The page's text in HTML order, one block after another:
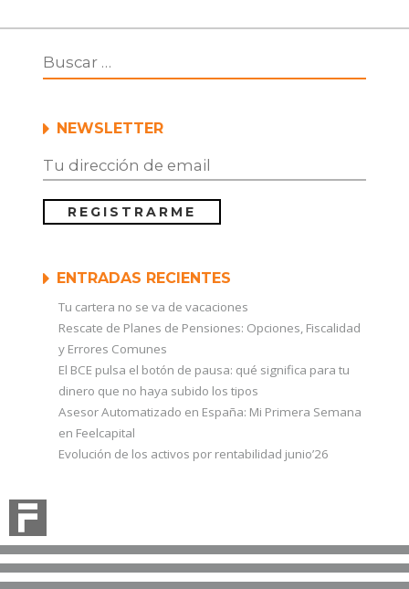
NEWSLETTER
ENTRADAS RECIENTES
Tu cartera no se va de vacaciones
Rescate de Planes de Pensiones: Opciones, Fiscalidad
y Errores Comunes
El BCE pulsa el botón de pausa: qué significa para tu
dinero que no haya subido los tipos
Asesor Automatizado en España: Mi Primera Semana
en Feelcapital
Evolución de los activos por rentabilidad junio’26